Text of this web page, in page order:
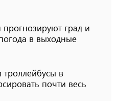
прогнозируют град и
в выходные
в
почти весь